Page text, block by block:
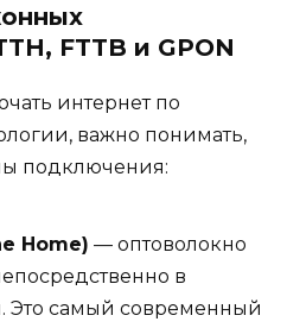
FTTB и GPON
интернет по
важно понимать,
подключения:
Home) — оптоволокно
в
Это самый современный